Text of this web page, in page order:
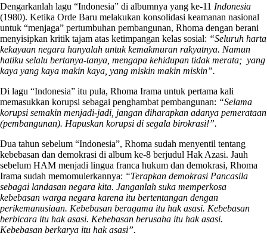
Dengarkanlah lagu “Indonesia” di albumnya yang ke-11 Indonesia
(1980). Ketika Orde Baru melakukan konsolidasi keamanan nasional
untuk “menjaga” pertumbuhan pembangunan, Rhoma dengan berani
menyisipkan kritik tajam atas ketimpangan kelas sosial: “Seluruh harta
kekayaan negara hanyalah untuk kemakmuran rakyatnya. Namun
hatiku selalu bertanya-tanya, mengapa kehidupan tidak merata; yang
kaya yang kaya makin kaya, yang miskin makin miskin”.
Di lagu “Indonesia” itu pula, Rhoma Irama untuk pertama kali
memasukkan korupsi sebagai penghambat pembangunan: “Selama
korupsi semakin menjadi-jadi, jangan diharapkan adanya pemerataan
(pembangunan). Hapuskan korupsi di segala birokrasi!”.
Dua tahun sebelum “Indonesia”, Rhoma sudah menyentil tentang
kebebasan dan demokrasi di album ke-8 berjudul Hak Azasi. Jauh
sebelum HAM menjadi lingua franca hukum dan demokrasi, Rhoma
Irama sudah memomulerkannya: “Terapkan demokrasi Pancasila
sebagai landasan negara kita. Janganlah suka memperkosa
kebebasan warga negara karena itu bertentangan dengan
perikemanusiaan. Kebebasan beragama itu hak asasi. Kebebasan
berbicara itu hak asasi. Kebebasan berusaha itu hak asasi.
Kebebasan berkarya itu hak asasi”.